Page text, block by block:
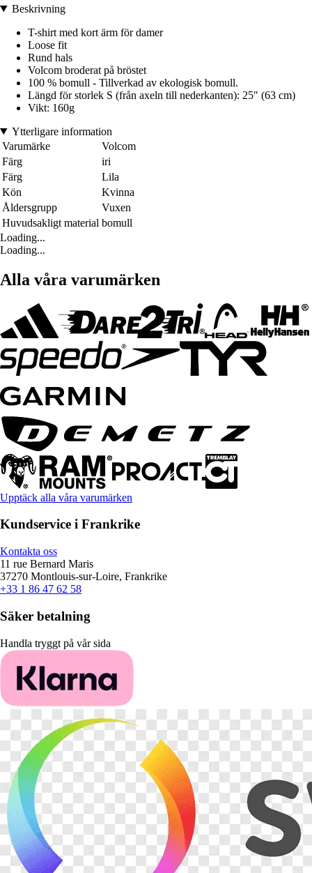
Beskrivning
T-shirt med kort ärm för damer
Loose fit
Rund hals
Volcom broderat på bröstet
100 % bomull - Tillverkad av ekologisk bomull.
Längd för storlek S (från axeln till nederkanten): 25" (63 cm)
Vikt: 160g
Ytterligare information
Varumärke
Volcom
Färg
iri
Färg
Lila
Kön
Kvinna
Åldersgrupp
Vuxen
Huvudsakligt material bomull
Loading...
Loading...
Alla våra varumärken
Upptäck alla våra varumärken
Kundservice i Frankrike
Kontakta oss
11 rue Bernard Maris
37270 Montlouis-sur-Loire, Frankrike
+33 1 86 47 62 58
Säker betalning
Handla tryggt på vår sida